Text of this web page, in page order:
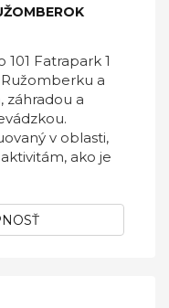
Fatrapark 1
a
záhradou a
v oblasti,
ako je